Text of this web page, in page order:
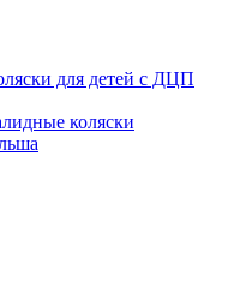
для детей с ДЦП
коляски